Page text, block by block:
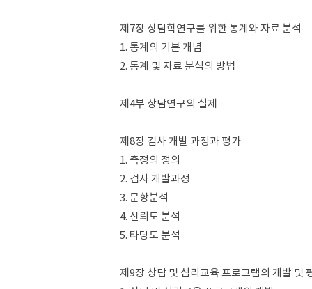
제7장 상담학연구를 위한 통계와 자료 분석
1. 통계의 기본 개념
2. 통계 및 자료 분석의 방법
제4부 상담연구의 실제
제8장 검사 개발 과정과 평가
1. 측정의 정의
2. 검사 개발과정
3. 문항분석
4. 신뢰도 분석
5. 타당도 분석
제9장 상담 및 심리교육 프로그램의 개발 및